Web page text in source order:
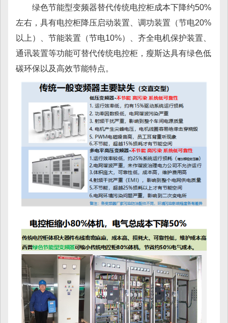
绿色节能型变频器替代传统电控柜成本下降约50%
左右，具有电控柜降压启动装置、调功装置（节电20%
以上）、节能装置（节电10%）、齐全电机保护装置、
通讯装置等功能可替代传统电控柜，瘦斯达具有绿色低
碳环保以及高效节能特点。